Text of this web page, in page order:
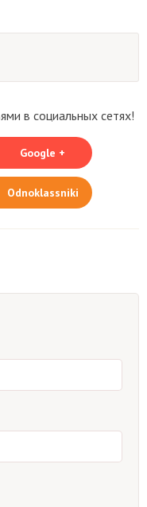
в социальных сетях!
Google +
Odnoklassniki